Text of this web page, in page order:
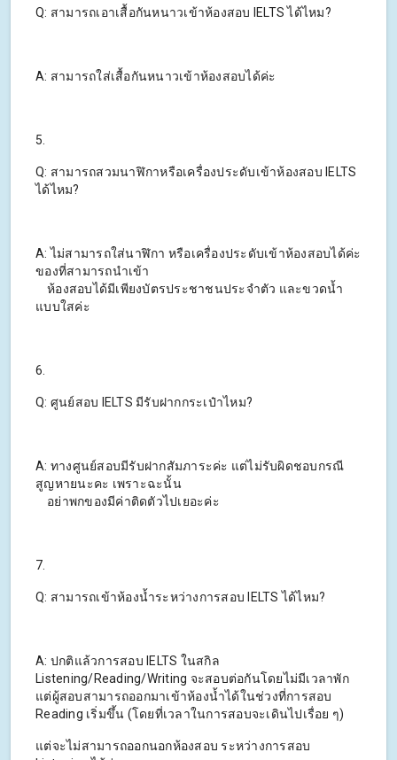
Q: สามารถเอาเสื้อกันหนาวเข้าห้องสอบ IELTS ได้ไหม?
A: สามารถใส่เสื้อกันหนาวเข้าห้องสอบได้ค่ะ
5.
Q: สามารถสวมนาฬิกาหรือเครื่องประดับเข้าห้องสอบ IELTS
ได้ไหม?
A: ไม่สามารถใส่นาฬิกา หรือเครื่องประดับเข้าห้องสอบได้ค่ะ
ของที่สามารถนำเข้า
ห้องสอบได้มีเพียงบัตรประชาชนประจำตัว และขวดน้ำ
แบบใสค่ะ
6.
Q: ศูนย์สอบ IELTS มีรับฝากกระเป๋าไหม?
A: ทางศูนย์สอบมีรับฝากสัมภาระค่ะ แต่ไม่รับผิดชอบกรณี
สูญหายนะคะ เพราะฉะนั้น
อย่าพกของมีค่าติดตัวไปเยอะค่ะ
7.
Q: สามารถเข้าห้องน้ำระหว่างการสอบ IELTS ได้ไหม?
A: ปกติแล้วการสอบ IELTS ในสกิล
Listening/Reading/Writing จะสอบต่อกันโดยไม่มีเวลาพัก
แต่ผู้สอบสามารถออกมาเข้าห้องน้ำได้ในช่วงที่การสอบ
Reading เริ่มขึ้น (โดยที่เวลาในการสอบจะเดินไปเรื่อย ๆ)
แต่จะไม่สามารถออกนอกห้องสอบ ระหว่างการสอบ